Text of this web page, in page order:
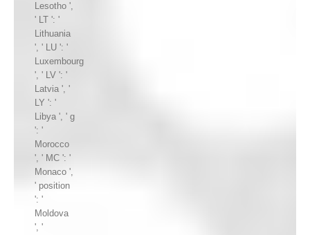
Lesotho ',
' LT ': '
Lithuania
', ' LU ': '
Luxembourg
', ' LV ': '
Latvia ', '
LY ': '
Libya ', ' g
': '
Morocco
', ' MC ': '
Monaco ',
' position
': '
Moldova
', '